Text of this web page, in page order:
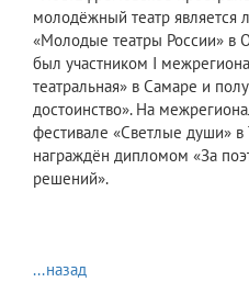
молодёжный театр является
«Молодые театры России» в
был участником I
театральная» в Самаре и
достоинство». На
фестивале «Светлые души» в
награждён дипломом «За
решений».
...назад